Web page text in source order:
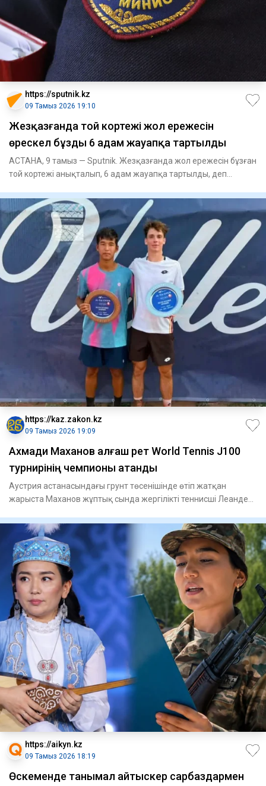
https://sputnik.kz
09 Тамыз 2026 19:10
Жезқазғанда той кортежі жол ережесін
өрескел бұзды 6 адам жауапқа тартылды
АСТАНА, 9 тамыз — Sputnik. Жезқазғанда жол ережесін бұзған
той кортежі анықталып, 6 адам жауапқа тартылды, деп
https://kaz.zakon.kz
09 Тамыз 2026 19:09
Ахмади Маханов алғаш рет World Tennis J100
турнирінің чемпионы атанды
Аустрия астанасындағы грунт төсенішінде өтіп жатқан
жарыста Маханов жұптық сында жергілікті теннисші Леандер
https://aikyn.kz
09 Тамыз 2026 18:19
Өскеменде танымал айтыскер сарбаздармен